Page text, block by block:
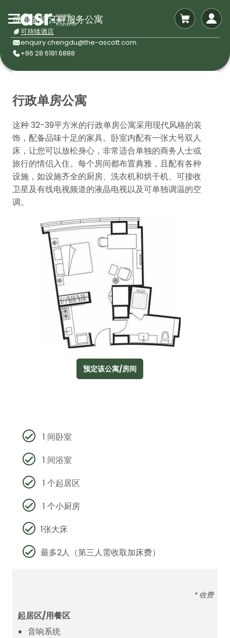
成都盛捷江畔服务公寓
可持续酒店
enquiry.chengdu@the-ascott.com
+86 28 6181 6888
行政单房公寓
这种 32-39平方米的行政单房公寓采用现代风格的装
饰，配备品味十足的家具。卧室内配有一张大号双人
床，让您可以放松身心，非常适合单独的商务人士或
旅行的情侣入住。每个房间都布置典雅，且配有各种
设施，如设施齐全的厨房、洗衣机和烘干机、可接收
卫星及有线电视频道的液晶电视以及可单独调温的空
调。
预定该公寓/房间
1 间卧室
1 间浴室
1 个起居区
1 个小厨房
1张大床
最多2人（第三人需收取加床费）
* 收费
起居区/用餐区
音响系统